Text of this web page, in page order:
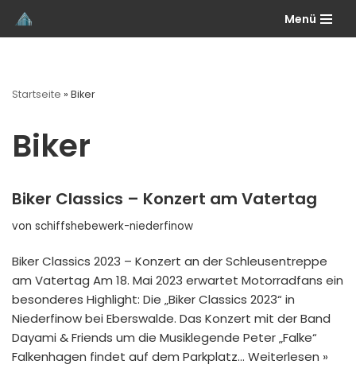
Zum
Menü
Startseite » Biker
Biker
Biker Classics – Konzert am Vatertag
von schiffshebewerk-niederfinow
Biker Classics 2023 – Konzert an der Schleusentreppe
am Vatertag Am 18. Mai 2023 erwartet Motorradfans ein
besonderes Highlight: Die „Biker Classics 2023“ in
Niederfinow bei Eberswalde. Das Konzert mit der Band
Dayami & Friends um die Musiklegende Peter „Falke“
Falkenhagen findet auf dem Parkplatz… Weiterlesen »